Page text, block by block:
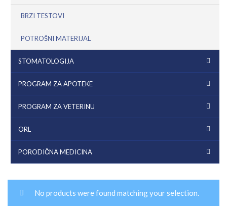
BRZI TESTOVI
POTROŠNI MATERIJAL
STOMATOLOGIJA
PROGRAM ZA APOTEKE
PROGRAM ZA VETERINU
ORL
PORODIČNA MEDICINA
No products were found matching your selection.